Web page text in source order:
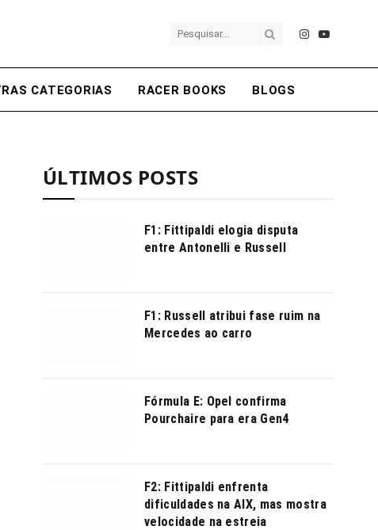
Instagram
YouTube
CATEGORIAS RACER BOOKS BLOGS
ÚLTIMOS POSTS
F1: Fittipaldi elogia disputa
entre Antonelli e Russell
F1: Russell atribui fase ruim na
Mercedes ao carro
Fórmula E: Opel confirma
Pourchaire para era Gen4
F2: Fittipaldi enfrenta
dificuldades na AIX, mas mostra
velocidade na estreia